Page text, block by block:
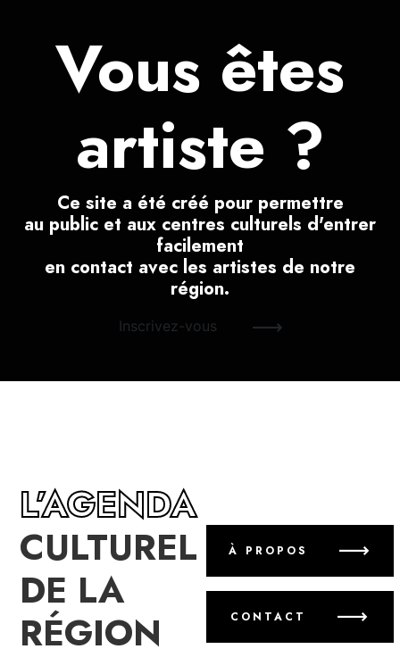
Vous êtes
artiste ?
Ce site a été créé pour permettre
au public et aux centres culturels d'entrer
facilement
en contact avec les artistes de notre
région.
Inscrivez-vous
L’AGENDA
CULTUREL
DE LA
RÉGION
À PROPOS
CONTACT